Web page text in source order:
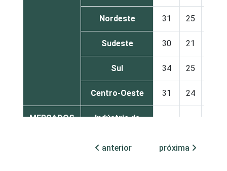
Nordeste 31 25
Sudeste 30 21
Sul 34 25
Centro-Oeste 31 24
MERCADOS
Indústria de
anterior próxima